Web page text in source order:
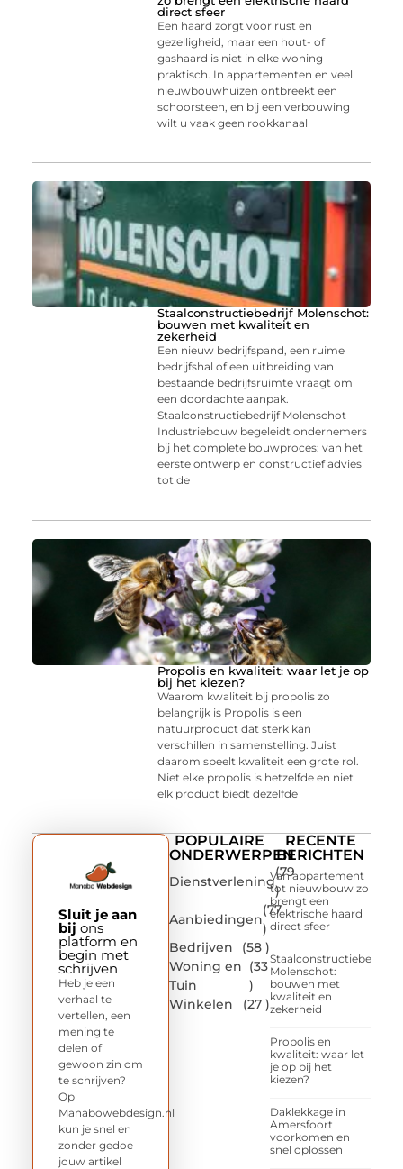
direct sfeer
Een haard zorgt voor rust en
gezelligheid, maar een hout- of
gashaard is niet in elke woning
praktisch. In appartementen en veel
nieuwbouwhuizen ontbreekt een
schoorsteen, en bij een verbouwing
wilt u vaak geen rookkanaal
Staalconstructiebedrijf Molenschot:
bouwen met kwaliteit en
zekerheid
Een nieuw bedrijfspand, een ruime
bedrijfshal of een uitbreiding van
bestaande bedrijfsruimte vraagt om
een doordachte aanpak.
Staalconstructiebedrijf Molenschot
Industriebouw begeleidt ondernemers
bij het complete bouwproces: van het
eerste ontwerp en constructief advies
tot de
Propolis en kwaliteit: waar let je op
bij het kiezen?
Waarom kwaliteit bij propolis zo
belangrijk is Propolis is een
natuurproduct dat sterk kan
verschillen in samenstelling. Juist
daarom speelt kwaliteit een grote rol.
Niet elke propolis is hetzelfde en niet
elk product biedt dezelfde
POPULAIRE
ONDERWERPEN
Dienstverlening
(79
)
Aanbiedingen
(77
)
Bedrijven
(58 )
Woning en
Tuin
(33
)
Winkelen
(27 )
RECENTE
BERICHTEN
Van appartement
tot nieuwbouw zo
brengt een
elektrische haard
direct sfeer
Staalconstructiebedrijf
Molenschot:
bouwen met
kwaliteit en
zekerheid
Propolis en
kwaliteit: waar let
je op bij het
kiezen?
Daklekkage in
Amersfoort
voorkomen en
snel oplossen
Sluit je aan
bij ons
platform en
begin met
schrijven
Heb je een
verhaal te
vertellen, een
mening te
delen of
gewoon zin om
te schrijven?
Op
Manabowebdesign.nl
kun je snel en
zonder gedoe
jouw artikel